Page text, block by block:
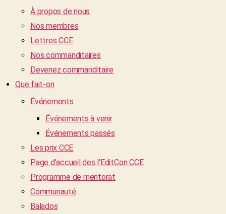
À propos de nous
Nos membres
Lettres CCE
Nos commanditaires
Devenez commanditaire
Que fait-on
Événements
Événements à venir
Événements passés
Les prix CCE
Page d’accueil des l'EditCon CCE
Programme de mentorat
Communauté
Balados